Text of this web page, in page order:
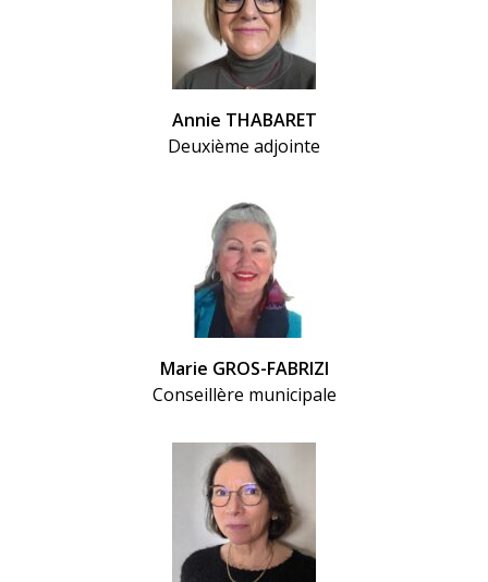
Annie THABARET
Deuxième adjointe
Marie GROS-FABRIZI
Conseillère municipale